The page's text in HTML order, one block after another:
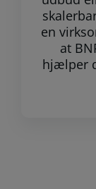
en
at
hjælper